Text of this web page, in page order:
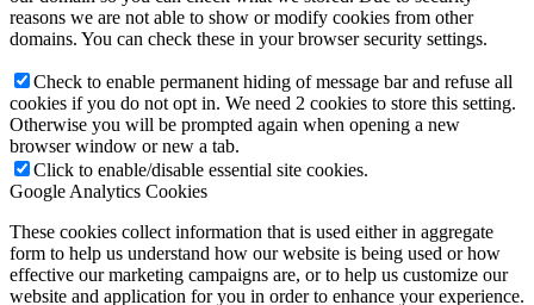
reasons we are not able to show or modify cookies from other
domains. You can check these in your browser security settings.
Check to enable permanent hiding of message bar and refuse all
cookies if you do not opt in. We need 2 cookies to store this setting.
Otherwise you will be prompted again when opening a new
browser window or new a tab.
Click to enable/disable essential site cookies.
Google Analytics Cookies
These cookies collect information that is used either in aggregate
form to help us understand how our website is being used or how
effective our marketing campaigns are, or to help us customize our
website and application for you in order to enhance your experience.